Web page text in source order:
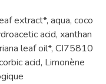
extract*, aqua, coco
acid, xanthan
leaf oil*, CI75810
acid, Limonène